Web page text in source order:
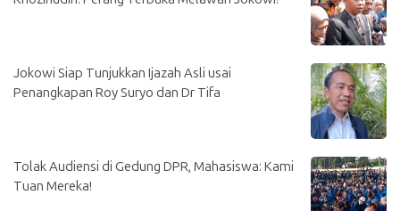
Jokowi Siap Tunjukkan Ijazah Asli usai
Penangkapan Roy Suryo dan Dr Tifa
Tolak Audiensi di Gedung DPR, Mahasiswa: Kami
Tuan Mereka!